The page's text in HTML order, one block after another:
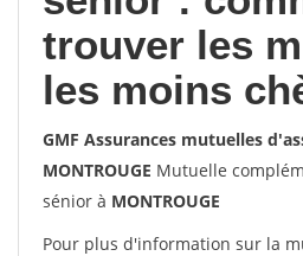
trouver les
les moins
GMF Assurances mutuelles
MONTROUGE Mutuelle
sénior à MONTROUGE
Pour plus d'information sur la